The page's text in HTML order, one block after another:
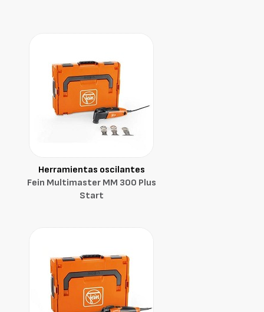
Herramientas oscilantes
Fein Multimaster MM 300 Plus
Start